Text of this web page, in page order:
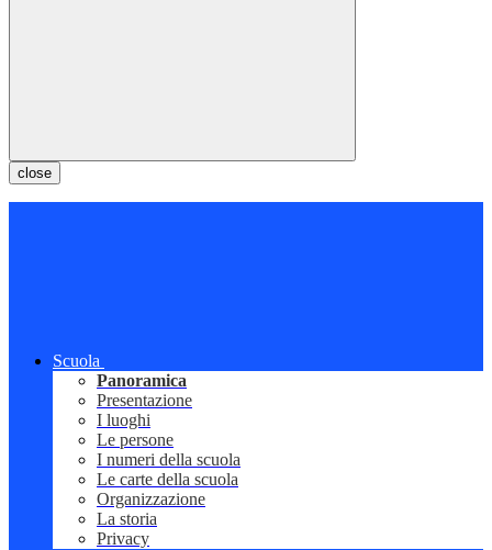
close
Scuola
Panoramica
Presentazione
I luoghi
Le persone
I numeri della scuola
Le carte della scuola
Organizzazione
La storia
Privacy